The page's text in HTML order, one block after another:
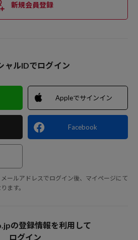
新規会員登録
ャルIDでログイン
Appleでサインイン
Facebook
ールアドレスでログイン後、マイページにて
ます。
の登録情報を利用して
ログイン